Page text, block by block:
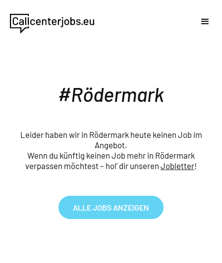
Rödermark
Leider haben wir in Rödermark heute keinen Job im
Angebot.
Wenn du künftig keinen Job mehr in Rödermark
verpassen möchtest – hol' dir unseren Jobletter!
ALLE JOBS ANZEIGEN